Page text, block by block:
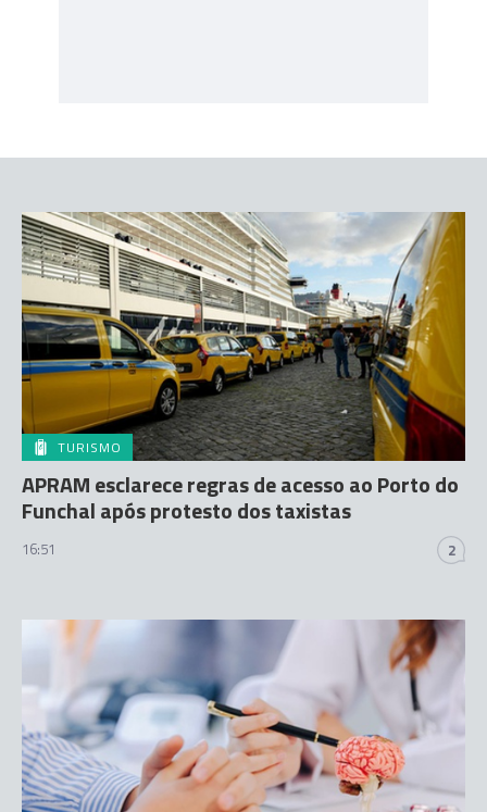
TURISMO
APRAM esclarece regras de acesso ao Porto do
Funchal após protesto dos taxistas
16:51 2